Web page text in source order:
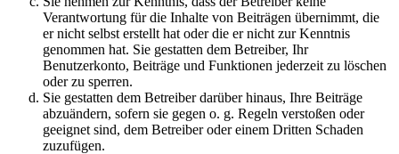
Verantwortung für die Inhalte von Beiträgen übernimmt, die
er nicht selbst erstellt hat oder die er nicht zur Kenntnis
genommen hat. Sie gestatten dem Betreiber, Ihr
Benutzerkonto, Beiträge und Funktionen jederzeit zu löschen
oder zu sperren.
Sie gestatten dem Betreiber darüber hinaus, Ihre Beiträge
abzuändern, sofern sie gegen o. g. Regeln verstoßen oder
geeignet sind, dem Betreiber oder einem Dritten Schaden
zuzufügen.